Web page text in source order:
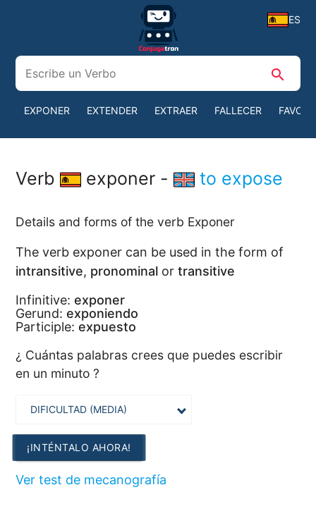
ES
search
EXPONER EXTENDER EXTRAER FALLECER
Verb exponer - to expose
Details and forms of the verb Exponer
The verb exponer can be used in the form of
intransitive, pronominal ortransitive
Infinitive: exponer
Gerund: exponiendo
Participle: expuesto
¿ Cuántas palabras crees que puedes escribir
en un minuto ?
¡INTÉNTALO AHORA!
Ver test de mecanografía